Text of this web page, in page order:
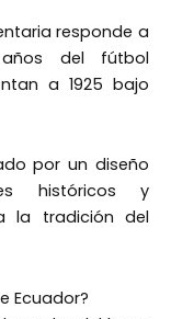
responde a
del fútbol
a 1925 bajo
por un diseño
históricos y
la tradición del
Ecuador?